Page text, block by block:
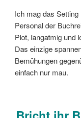
Ich mag das
Personal der
Plot, langatmig und
Das einzige
Bemühungen
einfach nur mau.